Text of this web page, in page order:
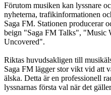
Förutom musiken kan lyssnare
nyheterna, trafikinformationen
Saga FM. Stationen producerar
beign "Saga FM Talks", "Music
Uncovered".
Riktas huvudsakligen till
Saga FM lägger stor vikt vid att
älska. Detta är en professionell
lyssnarnas första val när det